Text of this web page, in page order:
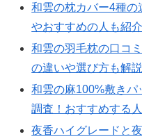
和雲の枕カバー4種の
やおすすめの人も紹介
和雲の羽毛枕の口コ
の違いや選び方も解説
和雲の麻100%敷きパ
調査！おすすめする
夜香ハイグレードと